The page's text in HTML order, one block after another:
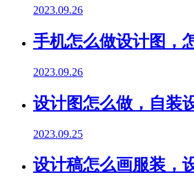
2023.09.26
手机怎么做设计图，
2023.09.26
设计图怎么做，自装
2023.09.25
设计稿怎么画服装，